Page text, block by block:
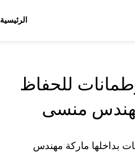
الرئيسية
للحفاظ
مهندس منسى
بداخلها ماركة مهندس